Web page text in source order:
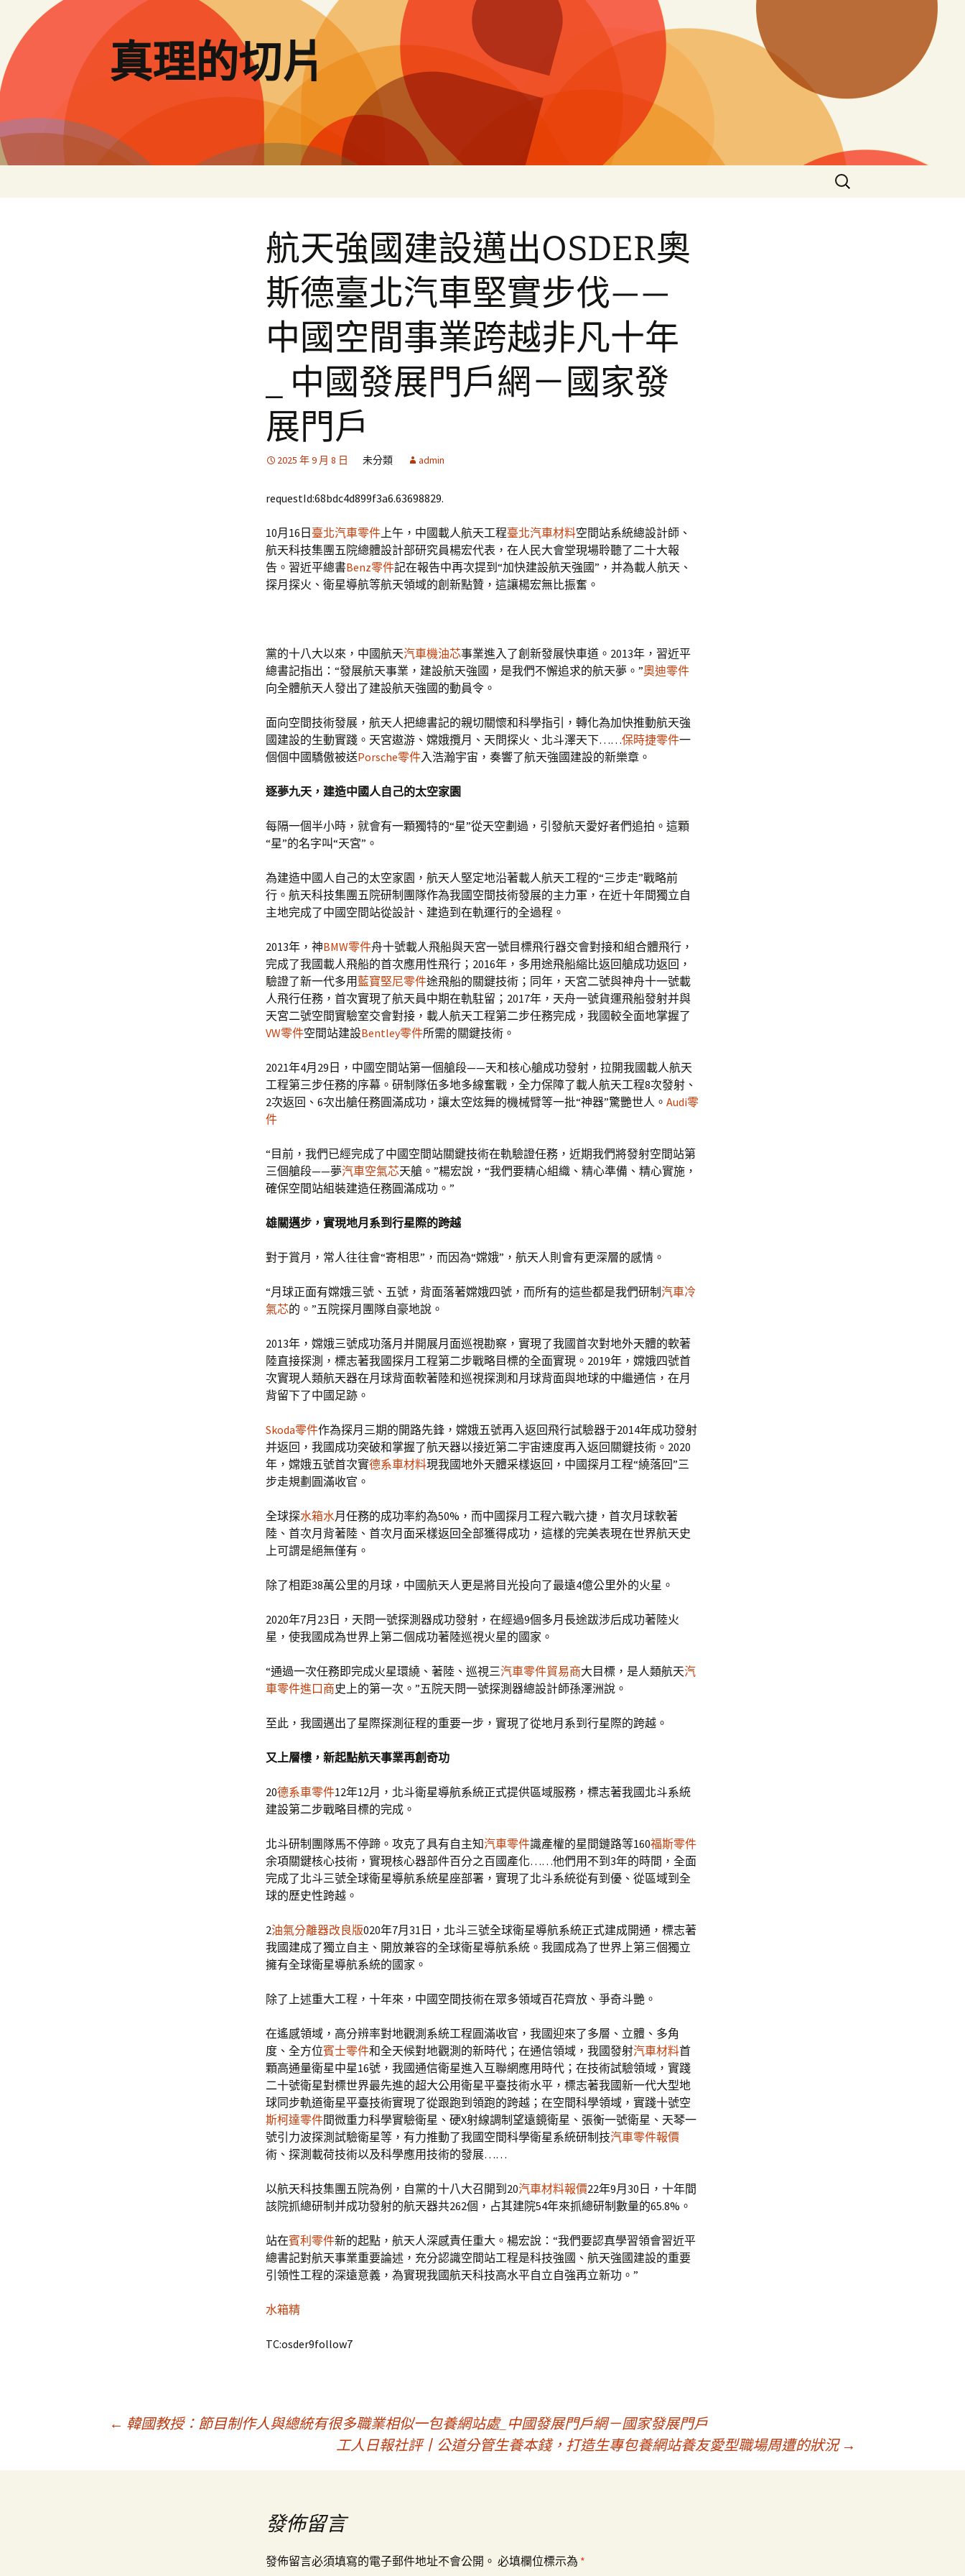
要
內
容
真理的切片
搜
尋
航天強國建設邁出OSDER奧
斯德臺北汽車堅實步伐——
中國空間事業跨越非凡十年
_ 中國發展門戶網－國家發
展門戶
2025 年 9 月 8 日 未分類 admin
requestId:68bdc4d899f3a6.63698829.
10月16日 臺北汽車零件上午，中國載人航天工程臺北汽車材料空間站系統總設計師、
航天科技集團五院總體設計部研究員楊宏代表，在人民大會堂現場聆聽了二十大報
告。習近平總書Benz零件記在報告中再次提到“加快建設航天強國”，并為載人航天、
探月探火、衛星導航等航天領域的創新點贊，這讓楊宏無比振奮。
黨的十八大以來，中國航天汽車機油芯事業進入了創新發展快車道。2013年，習近平
總書記指出：“發展航天事業，建設航天強國，是我們不懈追求的航天夢。”奧迪零件
向全體航天人發出了建設航天強國的動員令。
面向空間技術發展，航天人把總書記的親切關懷和科學指引，轉化為加快推動航天強
國建設的生動實踐。天宮遨游、嫦娥攬月、天問探火、北斗澤天下……保時捷零件一
個個中國驕傲被送Porsche零件入浩瀚宇宙，奏響了航天強國建設的新樂章。
逐夢九天，建造中國人自己的太空家園
每隔一個半小時，就會有一顆獨特的“星”從天空劃過，引發航天愛好者們追拍。這顆
“星”的名字叫“天宮”。
為建造中國人自己的太空家園，航天人堅定地沿著載人航天工程的“三步走”戰略前
行。航天科技集團五院研制團隊作為我國空間技術發展的主力軍，在近十年間獨立自
主地完成了中國空間站從設計、建造到在軌運行的全過程。
2013年，神BMW零件舟十號載人飛船與天宮一號目標飛行器交會對接和組合體飛行，
完成了我國載人飛船的首次應用性飛行；2016年，多用途飛船縮比返回艙成功返回，
驗證了新一代多用藍寶堅尼零件途飛船的關鍵技術；同年，天宮二號與神舟十一號載
人飛行任務，首次實現了航天員中期在軌駐留；2017年，天舟一號貨運飛船發射并與
天宮二號空間實驗室交會對接，載人航天工程第二步任務完成，我國較全面地掌握了
VW零件空間站建設Bentley零件所需的關鍵技術。
2021年4月29日，中國空間站第一個艙段——天和核心艙成功發射，拉開我國載人航天
工程第三步任務的序幕。研制隊伍多地多線奮戰，全力保障了載人航天工程8次發射、
2次返回、6次出艙任務圓滿成功，讓太空炫舞的機械臂等一批“神器”驚艷世人。 Audi零
件
“目前，我們已經完成了中國空間站關鍵技術在軌驗證任務，近期我們將發射空間站第
三個艙段——夢汽車空氣芯天艙。”楊宏說，“我們要精心組織、精心準備、精心實施，
確保空間站組裝建造任務圓滿成功。”
雄關邁步，實現地月系到行星際的跨越
對于賞月，常人往往會“寄相思”，而因為“嫦娥”，航天人則會有更深層的感情。
“月球正面有嫦娥三號、五號，背面落著嫦娥四號，而所有的這些都是我們研制 汽車冷
氣芯的。”五院探月團隊自豪地說。
2013年，嫦娥三號成功落月并開展月面巡視勘察，實現了我國首次對地外天體的軟著
陸直接探測，標志著我國探月工程第二步戰略目標的全面實現。2019年，嫦娥四號首
次實現人類航天器在月球背面軟著陸和巡視探測和月球背面與地球的中繼通信，在月
背留下了中國足跡。
Skoda零件作為探月三期的開路先鋒，嫦娥五號再入返回飛行試驗器于2014年成功發射
并返回，我國成功突破和掌握了航天器以接近第二宇宙速度再入返回關鍵技術。2020
年，嫦娥五號首次實德系車材料現我國地外天體采樣返回，中國探月工程“繞落回”三
步走規劃圓滿收官。
全球探水箱水月任務的成功率約為50%，而中國探月工程六戰六捷，首次月球軟著
陸、首次月背著陸、首次月面采樣返回全部獲得成功，這樣的完美表現在世界航天史
上可謂是絕無僅有。
除了相距38萬公里的月球，中國航天人更是將目光投向了最遠4億公里外的火星。
2020年7月23日，天問一號探測器成功發射，在經過9個多月長途跋涉后成功著陸火
星，使我國成為世界上第二個成功著陸巡視火星的國家。
“通過一次任務即完成火星環繞、著陸、巡視三汽車零件貿易商大目標，是人類航天汽
車零件進口商史上的第一次。”五院天問一號探測器總設計師孫澤洲說。
至此，我國邁出了星際探測征程的重要一步，實現了從地月系到行星際的跨越。
又上層樓，新起點航天事業再創奇功
20德系車零件12年12月，北斗衛星導航系統正式提供區域服務，標志著我國北斗系統
建設第二步戰略目標的完成。
北斗研制團隊馬不停蹄。攻克了具有自主知汽車零件識產權的星間鏈路等160福斯零件
余項關鍵核心技術，實現核心器部件百分之百國產化……他們用不到3年的時間，全面
完成了北斗三號全球衛星導航系統星座部署，實現了北斗系統從有到優、從區域到全
球的歷史性跨越。
2油氣分離器改良版020年7月31日，北斗三號全球衛星導航系統正式建成開通，標志著
我國建成了獨立自主、開放兼容的全球衛星導航系統。我國成為了世界上第三個獨立
擁有全球衛星導航系統的國家。
除了上述重大工程，十年來，中國空間技術在眾多領域百花齊放、爭奇斗艷。
在遙感領域，高分辨率對地觀測系統工程圓滿收官，我國迎來了多層、立體、多角
度、全方位賓士零件和全天候對地觀測的新時代；在通信領域，我國發射汽車材料首
顆高通量衛星中星16號，我國通信衛星進入互聯網應用時代；在技術試驗領域，實踐
二十號衛星對標世界最先進的超大公用衛星平臺技術水平，標志著我國新一代大型地
球同步軌道衛星平臺技術實現了從跟跑到領跑的跨越；在空間科學領域，實踐十號空
斯柯達零件間微重力科學實驗衛星、硬X射線調制望遠鏡衛星、張衡一號衛星、天琴一
號引力波探測試驗衛星等，有力推動了我國空間科學衛星系統研制技汽車零件報價
術、探測載荷技術以及科學應用技術的發展……
以航天科技集團五院為例，自黨的十八大召開到20汽車材料報價22年9月30日，十年間
該院抓總研制并成功發射的航天器共262個，占其建院54年來抓總研制數量的65.8%。
站在賓利零件新的起點，航天人深感責任重大。楊宏說：“我們要認真學習領會習近平
總書記對航天事業重要論述，充分認識空間站工程是科技強國、航天強國建設的重要
引領性工程的深遠意義，為實現我國航天科技高水平自立自強再立新功。”
水箱精
TC:osder9follow7
章
← 韓國教授：節目制作人與總統有很多職業相似一包養網站處_中國發展門戶網－國家發展門戶
工人日報社評丨公道分管生養本錢，打造生專包養網站養友愛型職場周遭的狀況 →
發佈留言
發佈留言必須填寫的電子郵件地址不會公開。 必填欄位標示為 *